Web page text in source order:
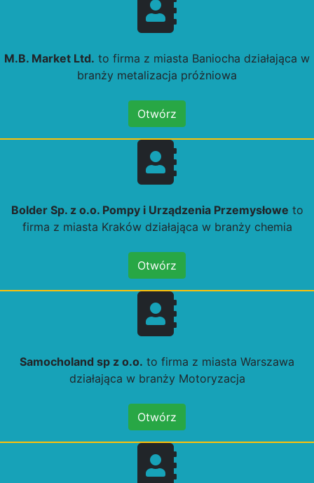
M.B. Market Ltd. to firma z miasta Baniocha działająca w
branży metalizacja próżniowa
Otwórz
Bolder Sp. z o.o. Pompy i Urządzenia Przemysłowe to
firma z miasta Kraków działająca w branży chemia
Otwórz
Samocholand sp z o.o. to firma z miasta Warszawa
działająca w branży Motoryzacja
Otwórz